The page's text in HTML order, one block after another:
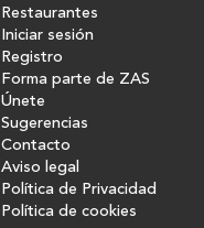
Restaurantes
Iniciar sesión
Registro
Forma parte de ZAS
Únete
Sugerencias
Contacto
Aviso legal
Política de Privacidad
Política de cookies